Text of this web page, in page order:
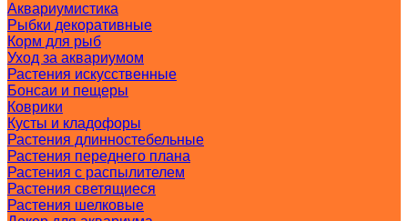
Аквариумистика
Рыбки декоративные
Корм для рыб
Уход за аквариумом
Растения искусственные
Бонсаи и пещеры
Коврики
Кусты и кладофоры
Растения длинностебельные
Растения переднего плана
Растения с распылителем
Растения светящиеся
Растения шелковые